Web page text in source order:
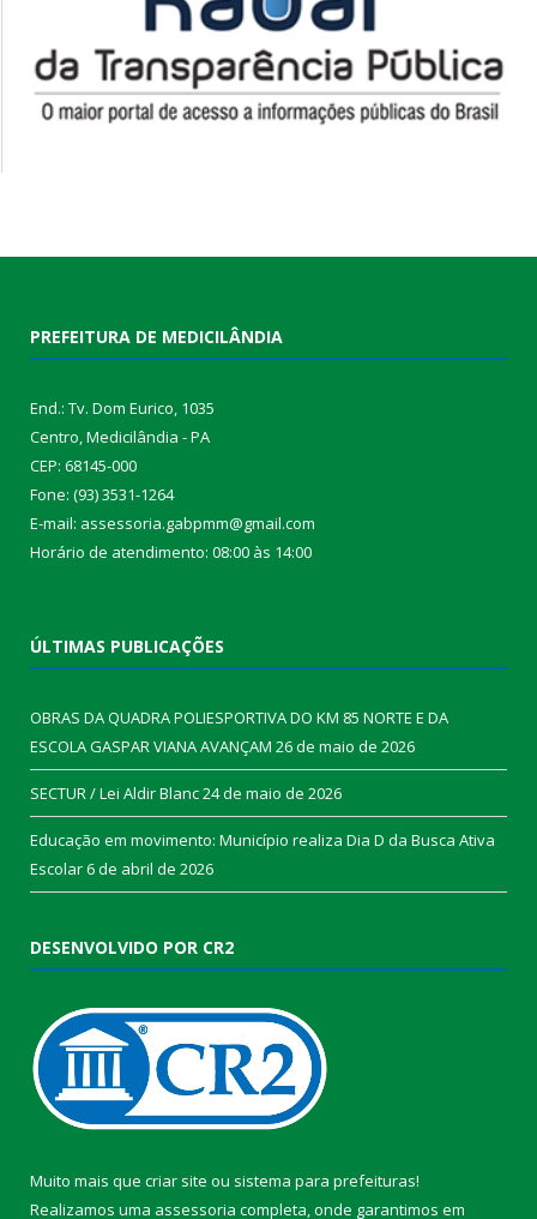
PREFEITURA DE MEDICILÂNDIA
End.: Tv. Dom Eurico, 1035
Centro, Medicilândia - PA
CEP: 68145-000
Fone: (93) 3531-1264
E-mail: assessoria.gabpmm@gmail.com
Horário de atendimento: 08:00 às 14:00
ÚLTIMAS PUBLICAÇÕES
OBRAS DA QUADRA POLIESPORTIVA DO KM 85 NORTE E DA
ESCOLA GASPAR VIANA AVANÇAM 26 de maio de 2026
SECTUR / Lei Aldir Blanc24 de maio de 2026
Educação em movimento: Município realiza Dia D da Busca Ativa
Escolar6 de abril de 2026
DESENVOLVIDO POR CR2
Muito mais que criar site ou sistema para prefeituras!
Realizamos uma assessoria completa, onde garantimos em